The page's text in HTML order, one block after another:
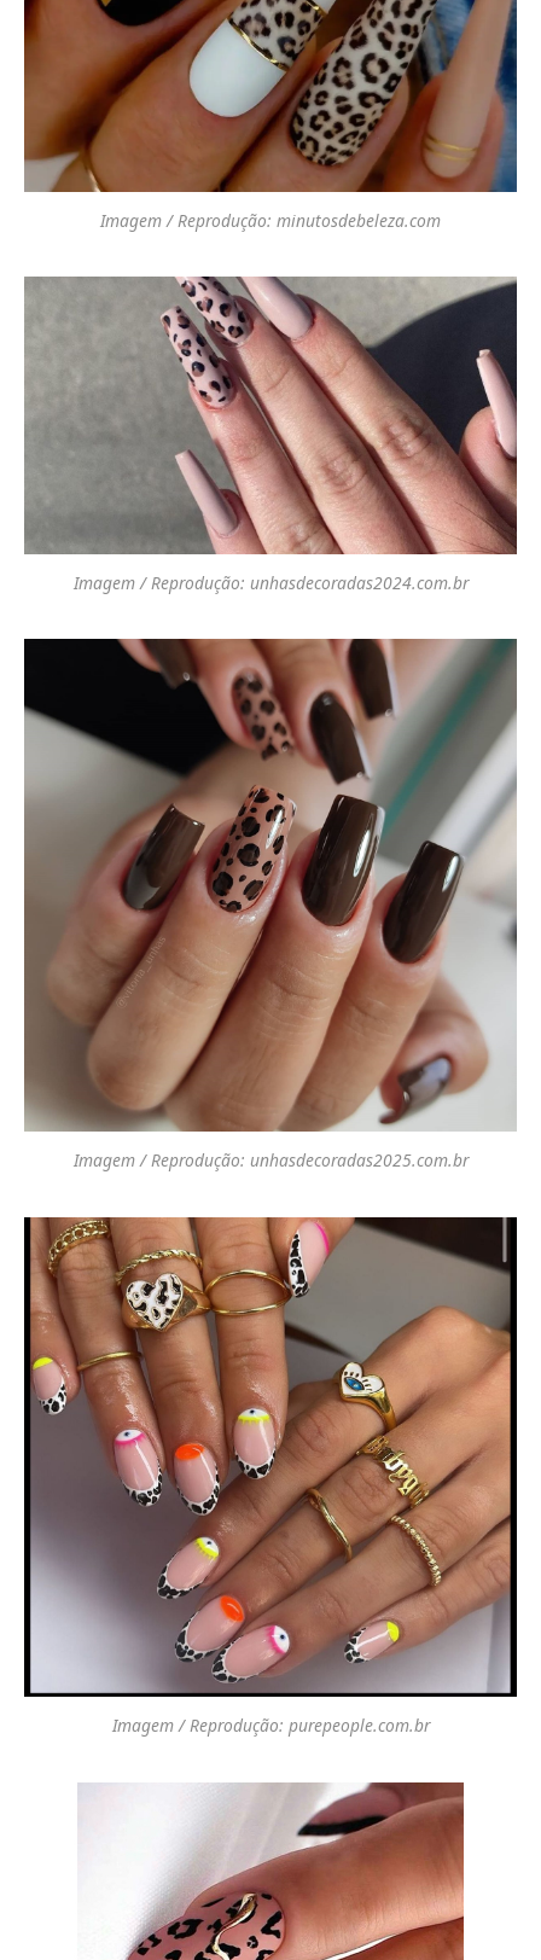
Imagem / Reprodução: minutosdebeleza.com
Imagem / Reprodução: unhasdecoradas2024.com.br
Imagem / Reprodução: unhasdecoradas2025.com.br
Imagem / Reprodução: purepeople.com.br